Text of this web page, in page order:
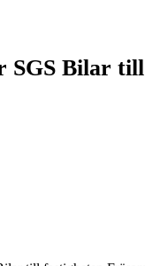
SGS Bilar